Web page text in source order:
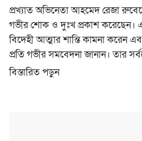
প্রখ্যাত অভিনেতা আহমেদ রেজা
গভীর শোক ও দুঃখ প্রকাশ করেছেন।
বিদেহী আত্মার শান্তি কামনা করেন
প্রতি গভীর সমবেদনা জানান। তার
বিস্তারিত পড়ুন